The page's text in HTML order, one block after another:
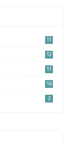
11
12
11
16
2